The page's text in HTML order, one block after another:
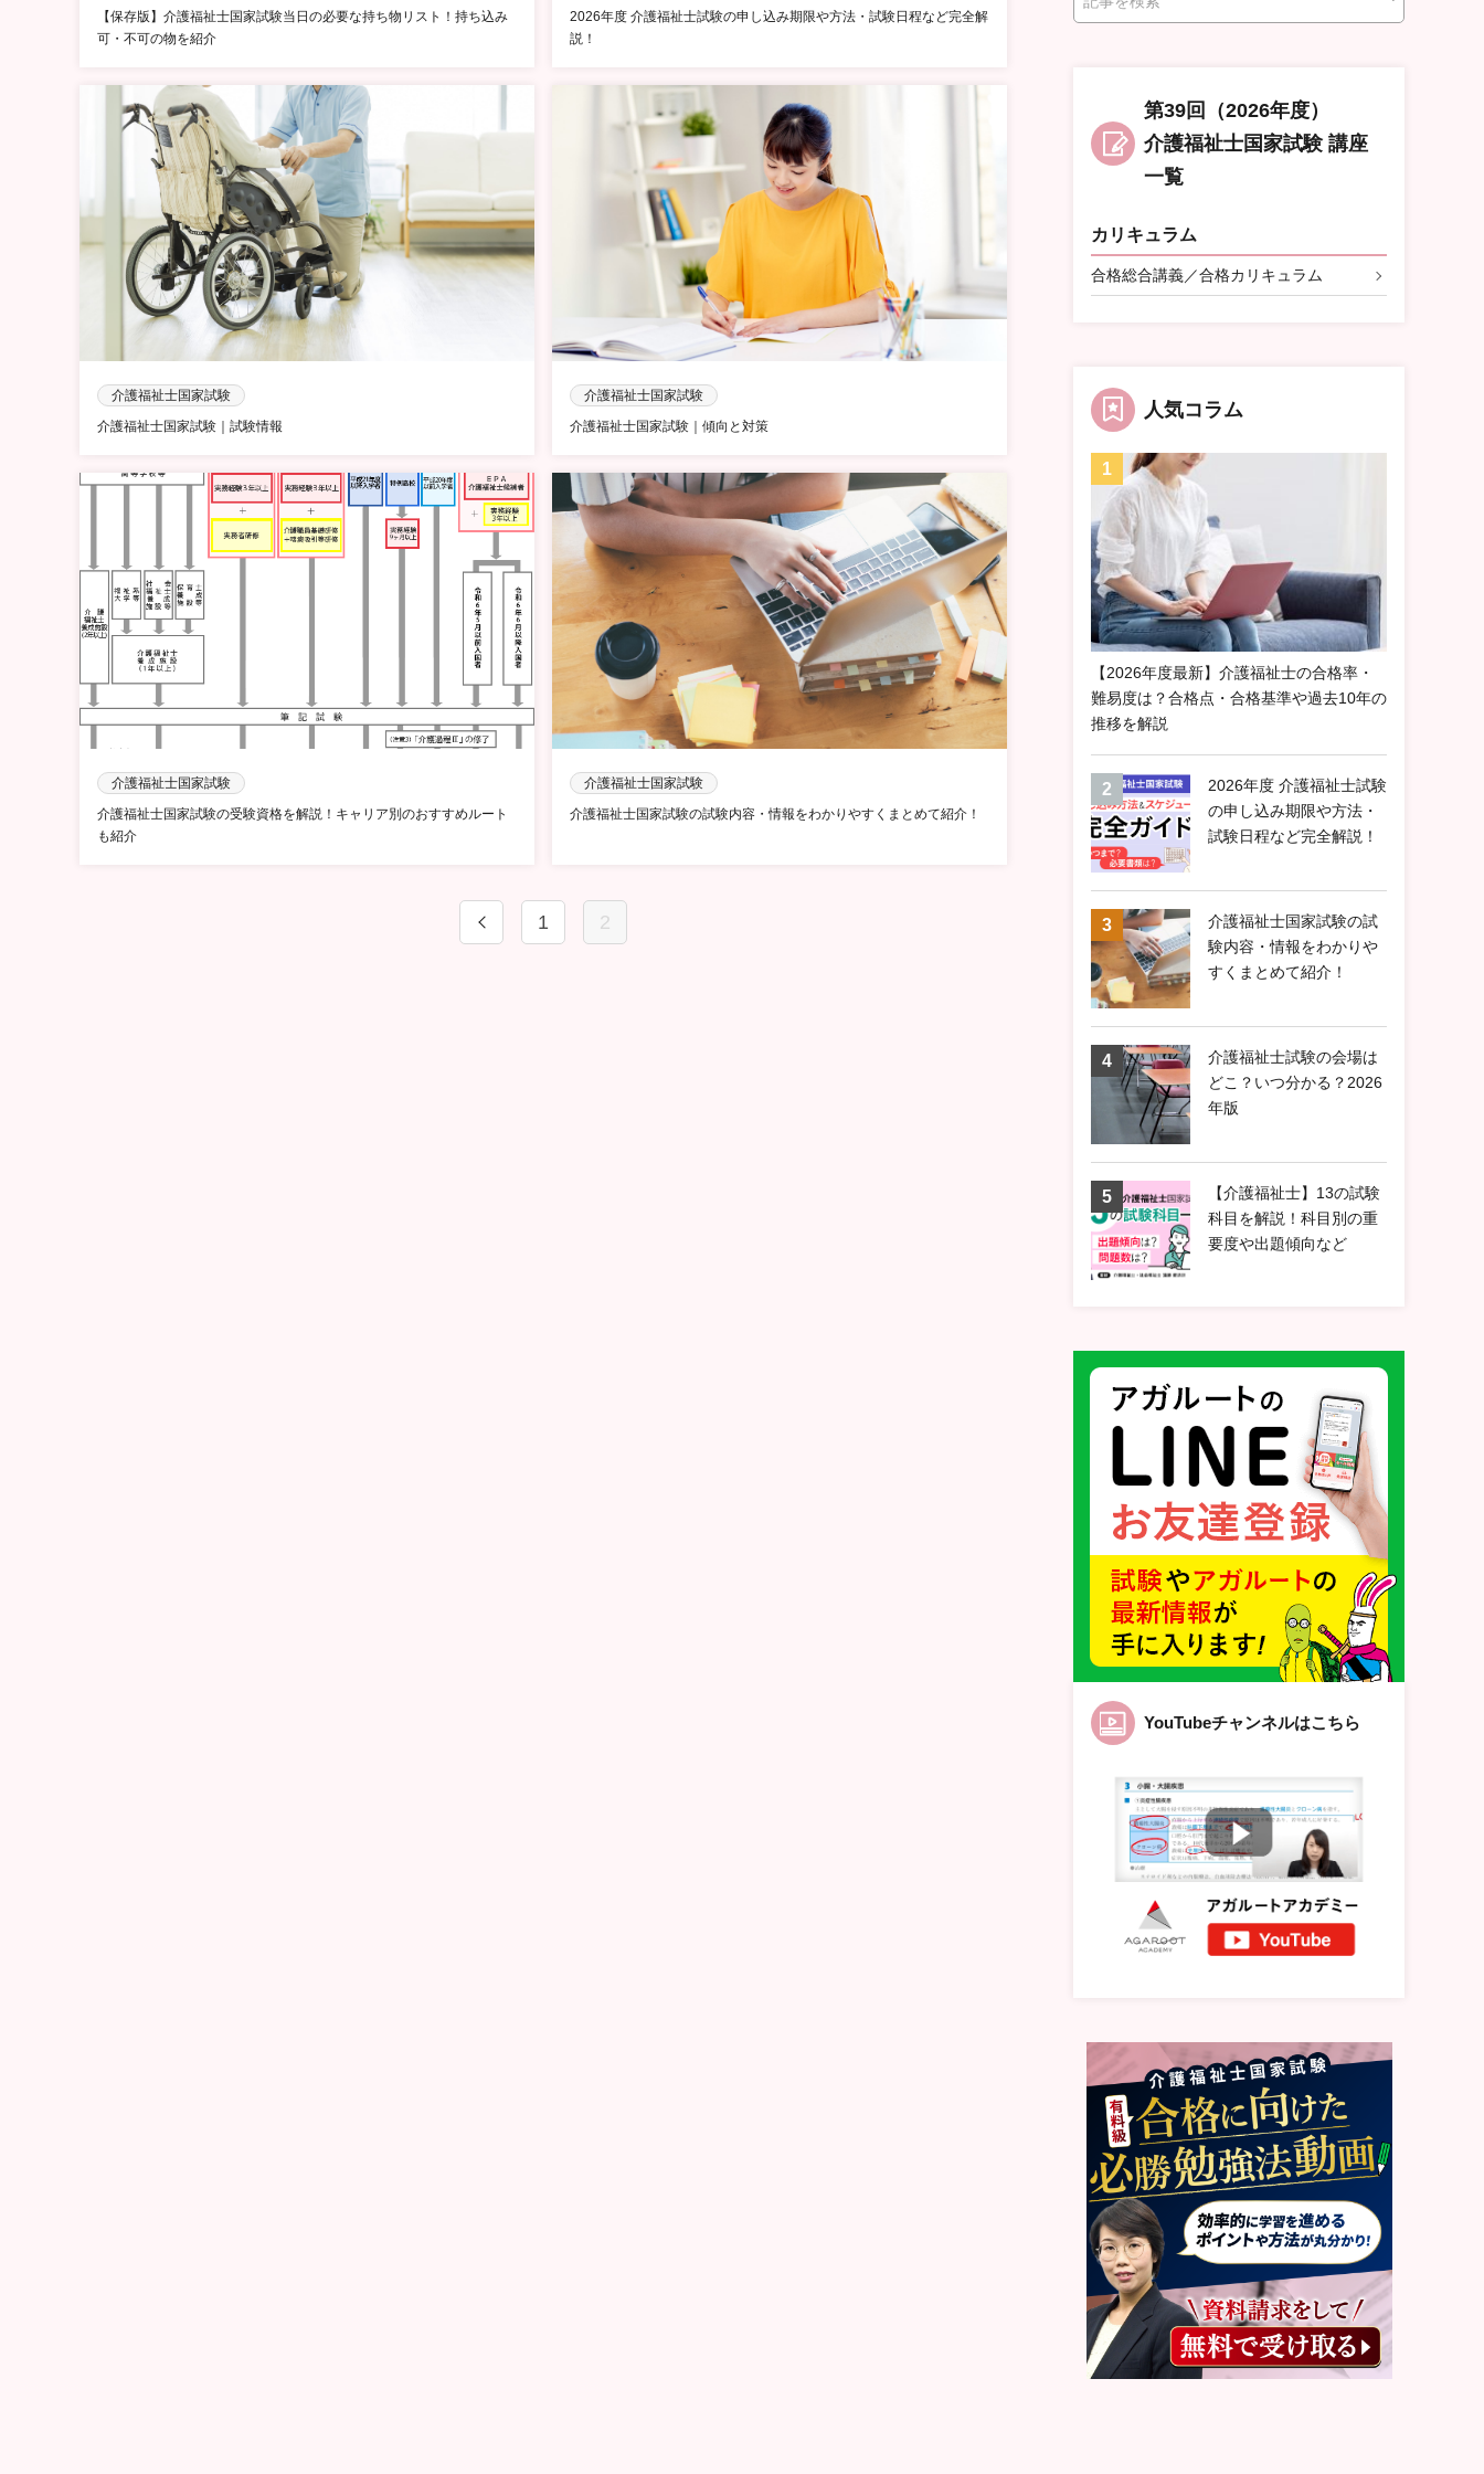
【保存版】介護福祉士国家試験当日の必要な持ち物リスト！持ち込み
可・不可の物を紹介
2026年度 介護福祉士試験の申し込み期限や方法・試験日程など完全解
説！
介護福祉士国家試験
介護福祉士国家試験｜試験情報
介護福祉士国家試験
介護福祉士国家試験｜傾向と対策
介護福祉士国家試験
介護福祉士国家試験の受験資格を解説！キャリア別のおすすめルート
も紹介
介護福祉士国家試験
介護福祉士国家試験の試験内容・情報をわかりやすくまとめて紹介！
1 2
第39回（2026年度）
介護福祉士国家試験 講座
一覧
カリキュラム
合格総合講義／合格カリキュラム
人気コラム
【2026年度最新】介護福祉士の合格率・
難易度は？合格点・合格基準や過去10年の
推移を解説
2026年度 介護福祉士試験
の申し込み期限や方法・
試験日程など完全解説！
介護福祉士国家試験の試
験内容・情報をわかりや
すくまとめて紹介！
介護福祉士試験の会場は
どこ？いつ分かる？2026
年版
【介護福祉士】13の試験
科目を解説！科目別の重
要度や出題傾向など
YouTubeチャンネルはこちら